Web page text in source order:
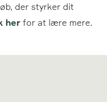
der styrker dit
herfor at lære mere.